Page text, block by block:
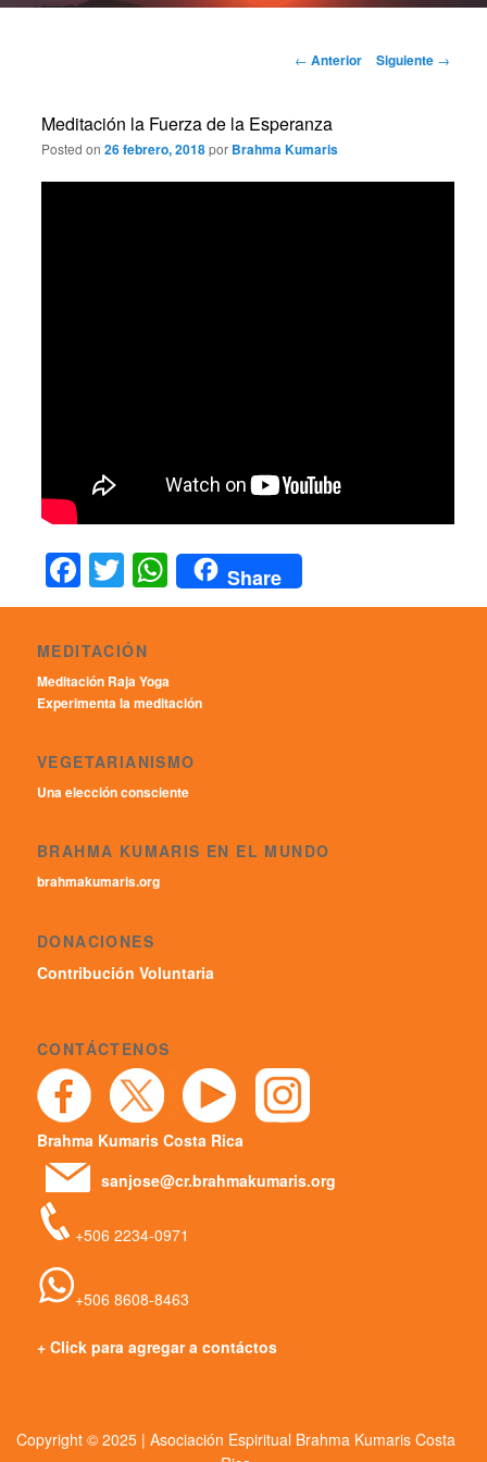
Navegación
← Anterior Siguiente →
Meditación la Fuerza de la Esperanza
Posted on 26 febrero, 2018por Brahma Kumaris
Facebook
Twitter
WhatsApp
Share
MEDITACIÓN
Meditación Raja Yoga
Experimenta la meditación
VEGETARIANISMO
Una elección consciente
BRAHMA KUMARIS EN EL MUNDO
brahmakumaris.org
DONACIONES
Contribución Voluntaria
CONTÁCTENOS
Brahma Kumaris Costa Rica
sanjose@cr.brahmakumaris.org
+506 2234-0971
+506 8608-8463
+ Click para agregar a contáctos
Copyright © 2025 | Asociación Espiritual Brahma Kumaris Costa